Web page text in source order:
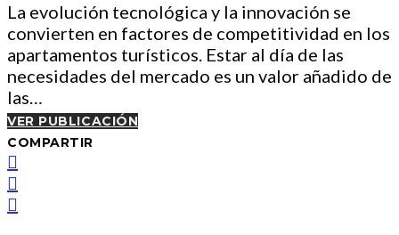
La evolución tecnológica y la innovación se
convierten en factores de competitividad en los
apartamentos turísticos. Estar al día de las
necesidades del mercado es un valor añadido de
las…
VER PUBLICACIÓN
COMPARTIR